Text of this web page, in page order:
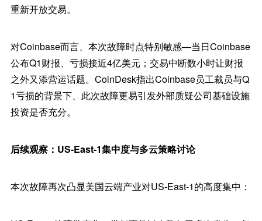
重新开放交易。
对Coinbase而言、本次故障时点特别敏感—当日Coinbase
公布Q1财报、亏损接近4亿美元；交易中断数小时让财报
之外又添营运话题。CoinDesk指出Coinbase员工裁员与Q
1亏损的背景下、此次故障更易引发外部质疑公司基础设施
投资是否充分。
后续观察：US-East-1集中度与多云策略讨论
本次故障再次凸显美国云端产业对US-East-1的高度集中：